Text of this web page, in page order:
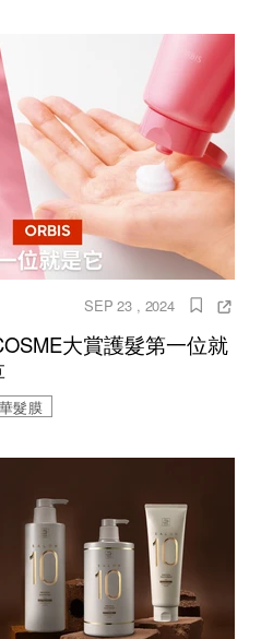
SEP 23 , 2024
大賞護髮第一位就
髮膜